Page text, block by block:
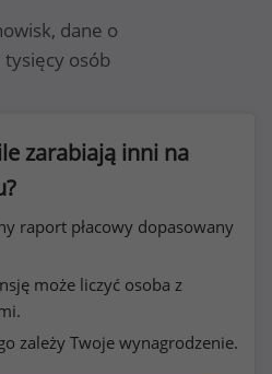
dane o
osób
zarabiają inni na
raport płacowy dopasowany
może liczyć osoba z
zależy Twoje wynagrodzenie.